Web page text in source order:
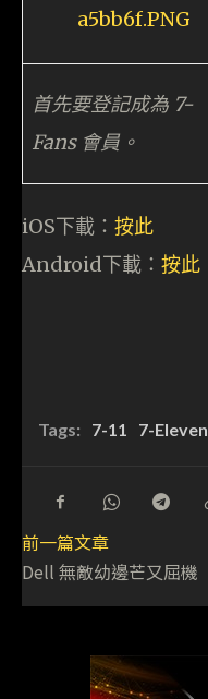
首先要登記成為 7-
Fans 會員。
iOS下載： 按此
Android下載： 按此
Tags: 7-11 7-Eleven
前一篇文章
Dell 無敵幼邊芒又屈機